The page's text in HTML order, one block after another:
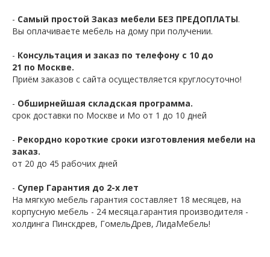
- Самый простой Заказ мебели БЕЗ ПРЕДОПЛАТЫ.
Вы оплачиваете мебель на дому при получении.
- Консультация и заказ по телефону с 10 до
21 по Москве.
Приём заказов с сайта осуществляется круглосуточно!
- Обширнейшая складская программа.
срок доставки по Москве и Мо от 1 до 10 дней
- Рекордно короткие сроки изготовления мебели на
заказ.
от 20 до 45 рабочих дней
- Супер Гарантия до 2-х лет
На мягкую мебель гарантия составляет 18 месяцев, на
корпусную мебель - 24 месяца.гарантия производителя -
холдинга Пинскдрев, ГомельДрев, ЛидаМебель!